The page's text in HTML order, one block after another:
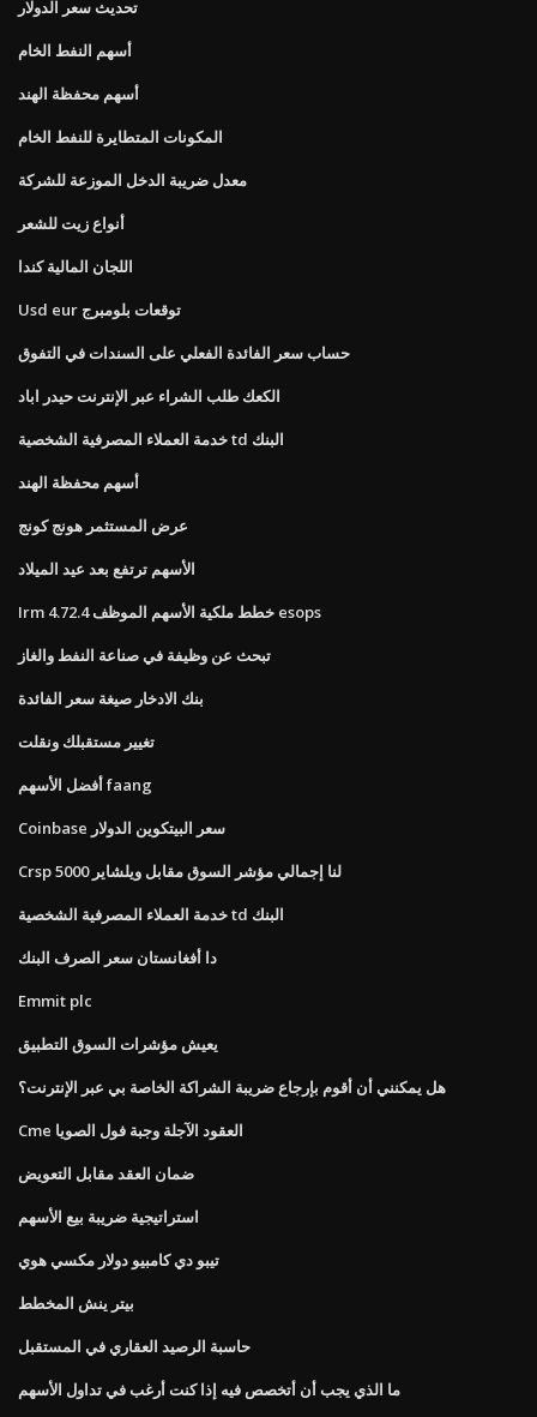
تحديث سعر الدولار
أسهم النفط الخام
أسهم محفظة الهند
المكونات المتطايرة للنفط الخام
معدل ضريبة الدخل الموزعة للشركة
أنواع زيت للشعر
اللجان المالية كندا
Usd eur توقعات بلومبرج
حساب سعر الفائدة الفعلي على السندات في التفوق
الكعك طلب الشراء عبر الإنترنت حيدر اباد
خدمة العملاء المصرفية الشخصية td البنك
أسهم محفظة الهند
عرض المستثمر هونج كونج
الأسهم ترتفع بعد عيد الميلاد
Irm 4.72.4 خطط ملكية الأسهم الموظف esops
تبحث عن وظيفة في صناعة النفط والغاز
بنك الادخار صيغة سعر الفائدة
تغيير مستقبلك ونقلت
أفضل الأسهم faang
Coinbase سعر البيتكوين الدولار
Crsp لنا إجمالي مؤشر السوق مقابل ويلشاير 5000
خدمة العملاء المصرفية الشخصية td البنك
دا أفغانستان سعر الصرف البنك
Emmit plc
يعيش مؤشرات السوق التطبيق
هل يمكنني أن أقوم بإرجاع ضريبة الشراكة الخاصة بي عبر الإنترنت؟
Cme العقود الآجلة وجبة فول الصويا
ضمان العقد مقابل التعويض
استراتيجية ضريبة بيع الأسهم
تيبو دي كامبيو دولار مكسي هوي
بيتر ينش المخطط
حاسبة الرصيد العقاري في المستقبل
ما الذي يجب أن أتخصص فيه إذا كنت أرغب في تداول الأسهم